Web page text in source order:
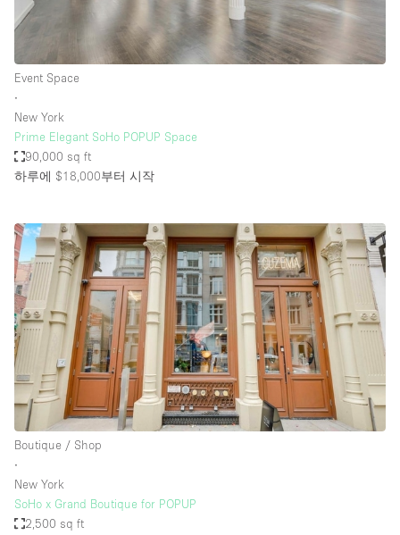
Event Space
∙
New York
Prime Elegant SoHo POPUP Space
90,000 sq ft
하루에 $18,000부터 시작
Boutique / Shop
∙
New York
SoHo x Grand Boutique for POPUP
2,500 sq ft